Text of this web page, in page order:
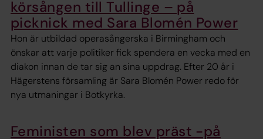
körsången till Tullinge – på
picknick med Sara Blomén Power
Hon är utbildad operasångerska i Birmingham och
önskar att varje politiker fick spendera en vecka med en
diakon innan de tar sig an sina uppdrag. Efter 20 år i
Hägerstens församling är Sara Blomén Power redo för
nya utmaningar i Botkyrka.
Feministen som blev präst -på